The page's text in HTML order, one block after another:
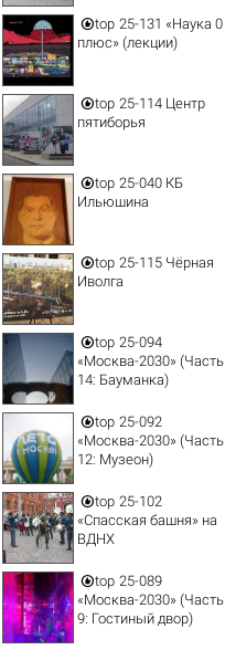
top 25-131 «Наука 0
плюс» (лекции)
top 25-114 Центр
пятиборья
top 25-040 КБ
Ильюшина
top 25-115 Чёрная
Иволга
top 25-094
«Москва-2030» (Часть
14: Бауманка)
top 25-092
«Москва-2030» (Часть
12: Музеон)
top 25-102
«Спасская башня» на
ВДНХ
top 25-089
«Москва-2030» (Часть
9: Гостиный двор)